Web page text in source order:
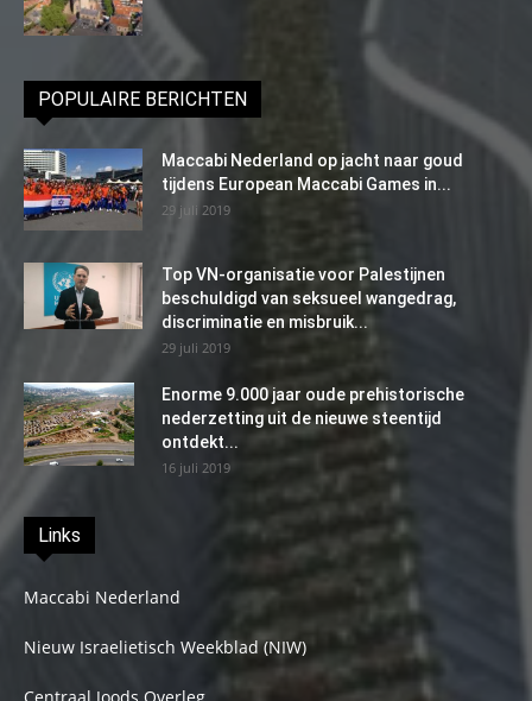
POPULAIRE BERICHTEN
Maccabi Nederland op jacht naar goud
tijdens European Maccabi Games in...
29 juli 2019
Top VN-organisatie voor Palestijnen
beschuldigd van seksueel wangedrag,
discriminatie en misbruik...
29 juli 2019
Enorme 9.000 jaar oude prehistorische
nederzetting uit de nieuwe steentijd
ontdekt...
16 juli 2019
Links
Maccabi Nederland
Nieuw Israelietisch Weekblad (NIW)